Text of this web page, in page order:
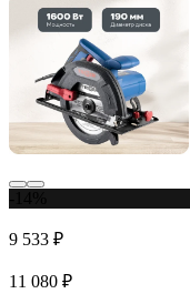
9 533 ₽
11 080 ₽